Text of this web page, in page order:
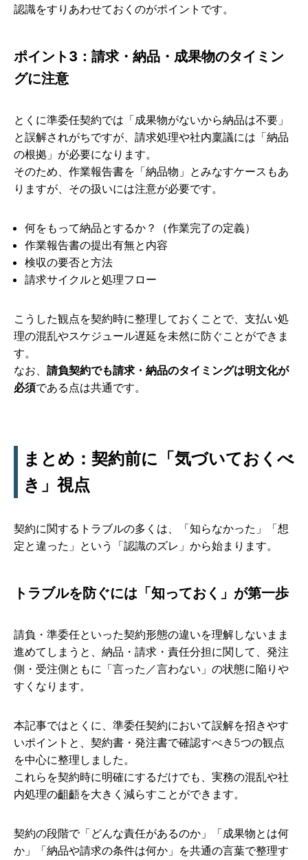
認識をすりあわせておくのがポイントです。
ポイント3：請求・納品・成果物のタイミン
グに注意
とくに準委任契約では「成果物がないから納品は不要」
と誤解されがちですが、請求処理や社内稟議には「納品
の根拠」が必要になります。
そのため、作業報告書を「納品物」とみなすケースもあ
りますが、その扱いには注意が必要です。
何をもって納品とするか？（作業完了の定義）
作業報告書の提出有無と内容
検収の要否と方法
請求サイクルと処理フロー
こうした観点を契約時に整理しておくことで、支払い処
理の混乱やスケジュール遅延を未然に防ぐことができま
す。
なお、 請負契約でも請求・納品のタイミングは明文化が
必須である点は共通です。
まとめ：契約前に「気づいておくべ
き」視点
契約に関するトラブルの多くは、「知らなかった」「想
定と違った」という「認識のズレ」から始まります。
トラブルを防ぐには「知っておく」が第一歩
請負・準委任といった契約形態の違いを理解しないまま
進めてしまうと、納品・請求・責任分担に関して、発注
側・受注側ともに「言った／言わない」の状態に陥りや
すくなります。
本記事ではとくに、準委任契約において誤解を招きやす
いポイントと、契約書・発注書で確認すべき5つの観点
を中心に整理しました。
これらを契約時に明確にするだけでも、実務の混乱や社
内処理の齟齬を大きく減らすことができます。
契約の段階で「どんな責任があるのか」「成果物とは何
か」「納品や請求の条件は何か」を共通の言葉で整理す